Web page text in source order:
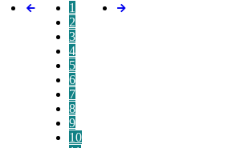
1
2
3
4
5
6
7
8
9
10